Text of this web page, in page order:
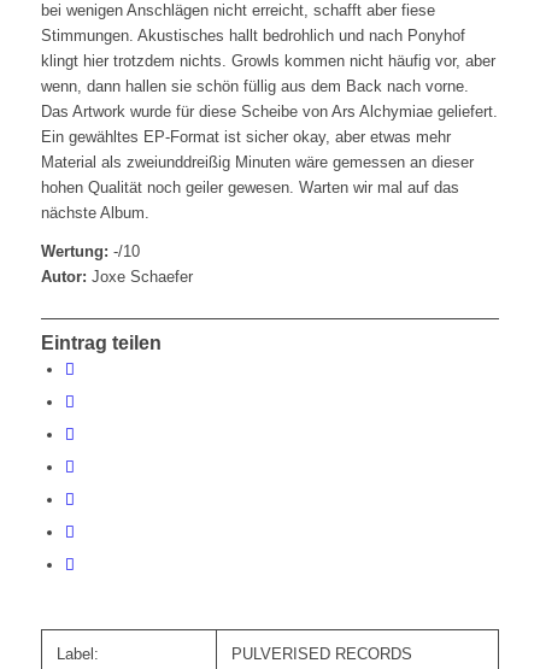
bei wenigen Anschlägen nicht erreicht, schafft aber fiese
Stimmungen. Akustisches hallt bedrohlich und nach Ponyhof
klingt hier trotzdem nichts. Growls kommen nicht häufig vor, aber
wenn, dann hallen sie schön füllig aus dem Back nach vorne.
Das Artwork wurde für diese Scheibe von Ars Alchymiae geliefert.
Ein gewähltes EP-Format ist sicher okay, aber etwas mehr
Material als zweiunddreißig Minuten wäre gemessen an dieser
hohen Qualität noch geiler gewesen. Warten wir mal auf das
nächste Album.
Wertung: -/10
Autor: Joxe Schaefer
Eintrag teilen
Label: PULVERISED RECORDS